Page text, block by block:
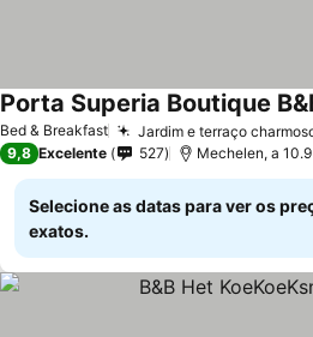
Bed & Breakfast Jardim e terraço
Porta Superia Boutique
9,8 Excelente 527 Mechelen, a
Selecione as datas para ver os
exatos.